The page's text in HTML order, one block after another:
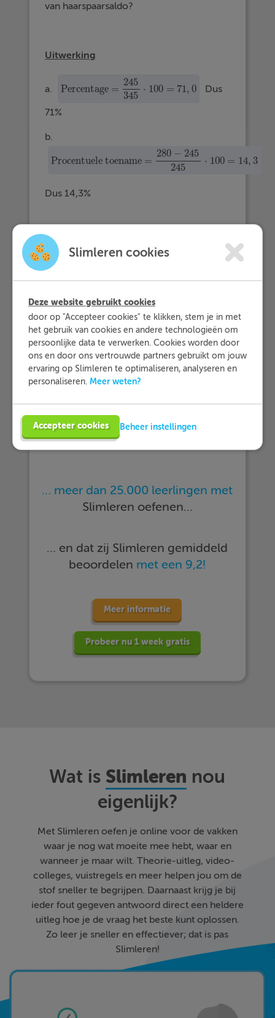
van haarspaarsaldo?
Uitwerking
a. Percentage =
245
345
⋅ 100 = 71, 0
Percentage =245 345·100 =71,0 Dus
71%
b.
Procentuele toename =
280 − 245
245
⋅ 100 = 14, 3
Procentuele toename =280−245245·100 =14 ,3
Dus 14,3%
… meer dan 25.000 leerlingen met
Slimleren oefenen…
… en dat zij Slimleren gemiddeld
beoordelen met een 9,2!
Meer informatie
Probeer nu 1 week gratis
Wat is Slimleren nou
eigenlijk?
Met Slimleren oefen je online voor de vakken
waar je nog wat moeite mee hebt, waar en
wanneer je maar wilt. Theorie-uitleg, video-
colleges, vuistregels en meer helpen jou om de
stof sneller te begrijpen. Daarnaast krijg je bij
ieder fout gegeven antwoord direct een heldere
uitleg hoe je de vraag het beste kunt oplossen.
Zo leer je sneller en effectiever; dat is pas
Slimleren!
Slimleren cookies
Deze website gebruikt cookies
door op "Accepteer cookies" te klikken, stem je in met
het gebruik van cookies en andere technologieën om
persoonlijke data te verwerken. Cookies worden door
ons en door ons vertrouwde partners gebruikt om jouw
ervaring op Slimleren te optimaliseren, analyseren en
personaliseren. Meer weten?
Accepteer cookies Beheer instellingen